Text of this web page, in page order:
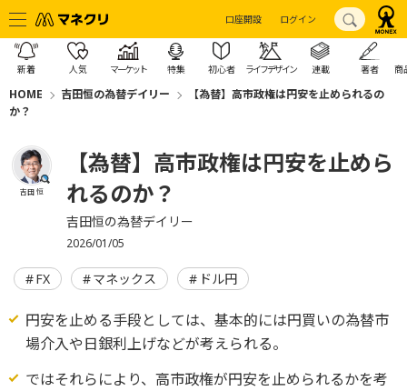
口座開設 ログイン
新着 人気 マーケット 特集 初心者 ライフデザイン 連載 著者 商
HOME 吉田恒の為替デイリー
【為替】高市政権は円安を止められるの
か？
吉田 恒
【為替】高市政権は円安を止めら
れるのか？
吉田恒の為替デイリー
2026/01/05
FX マネックス ドル円
円安を止める手段としては、基本的には円買いの為替市
場介入や日銀利上げなどが考えられる。
ではそれらにより、高市政権が円安を止められるかを考